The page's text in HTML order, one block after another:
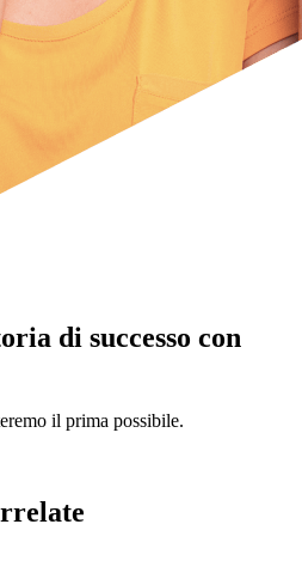
di successo con
il prima possibile.